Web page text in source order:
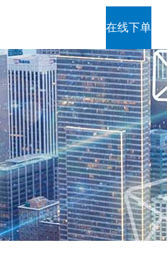
在线下单